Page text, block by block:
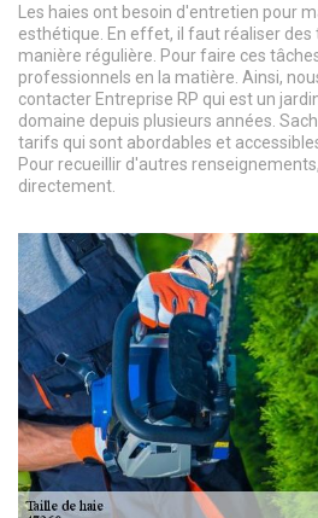
Les haies ont besoin d'entretien pour
esthétique. En effet, il faut réaliser des
manière régulière. Pour faire ces
professionnels en la matière. Ainsi,
contacter Entreprise RP qui est un
domaine depuis plusieurs années.
tarifs qui sont abordables et
Pour recueillir d'autres
directement.